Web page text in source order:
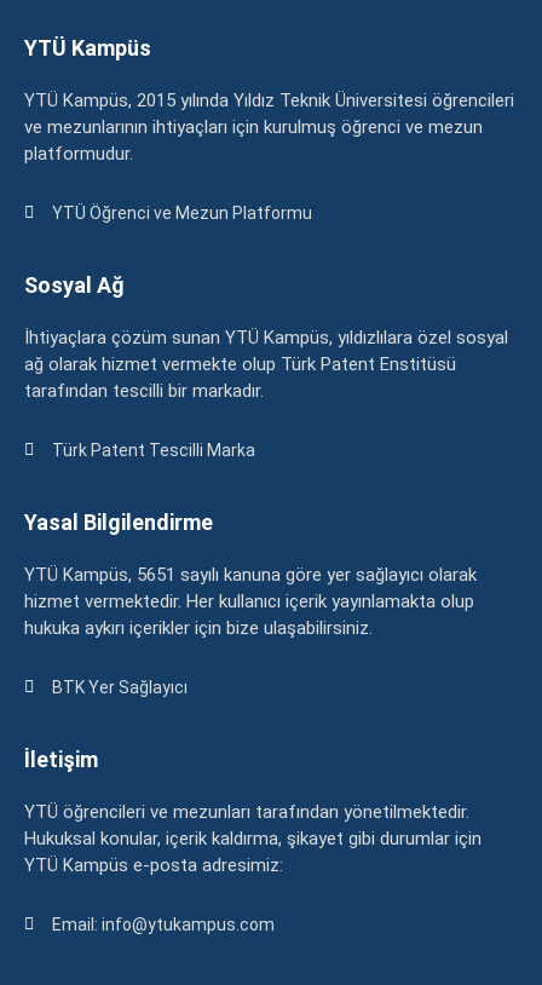
YTÜ Kampüs
YTÜ Kampüs, 2015 yılında Yıldız Teknik Üniversitesi öğrencileri
ve mezunlarının ihtiyaçları için kurulmuş öğrenci ve mezun
platformudur.
YTÜ Öğrenci ve Mezun Platformu
Sosyal Ağ
İhtiyaçlara çözüm sunan YTÜ Kampüs, yıldızlılara özel sosyal
ağ olarak hizmet vermekte olup Türk Patent Enstitüsü
tarafından tescilli bir markadır.
Türk Patent Tescilli Marka
Yasal Bilgilendirme
YTÜ Kampüs, 5651 sayılı kanuna göre yer sağlayıcı olarak
hizmet vermektedir. Her kullanıcı içerik yayınlamakta olup
hukuka aykırı içerikler için bize ulaşabilirsiniz.
BTK Yer Sağlayıcı
İletişim
YTÜ öğrencileri ve mezunları tarafından yönetilmektedir.
Hukuksal konular, içerik kaldırma, şikayet gibi durumlar için
YTÜ Kampüs e-posta adresimiz:
Email: info@ytukampus.com